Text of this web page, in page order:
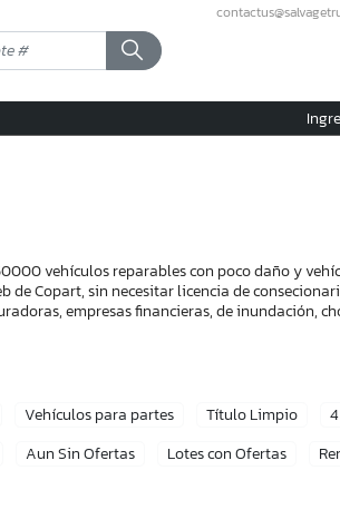
vehículos reparables con poco daño y
Copart, sin necesitar licencia de
empresas financieras, de inundación,
Vehículos para partes Título Limpio
Aun Sin Ofertas Lotes con Ofertas